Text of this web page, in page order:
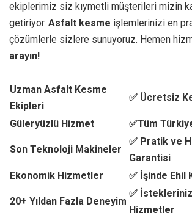
ekiplerimiz siz kıymetli müşterileri mizin
getiriyor. Asfalt kesme işlemlerinizi en
çözümlerle sizlere sunuyoruz. Hemen
arayın!
Uzman Asfalt Kesme
Ekipleri
✅ Ücretsiz
Güleryüzlü Hizmet ✅Tüm
Son Teknoloji Makineler
✅ Pratik ve
Garantisi
Ekonomik Hizmetler
✅ İşinde Ehil
20+ Yıldan Fazla Deneyim
✅
Hizmetler